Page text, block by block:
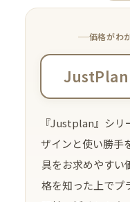
価格がわ
JustPlan
『Justplan』シリ
ザインと使い勝手
具をお求めやすい
格を知った上でプ